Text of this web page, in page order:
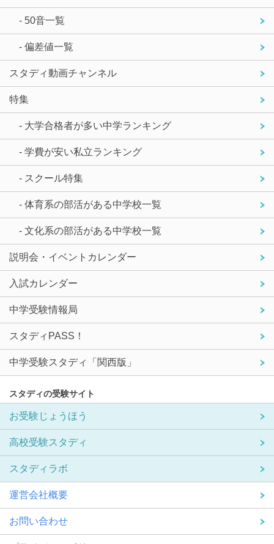
- 50音一覧
- 偏差値一覧
スタディ動画チャンネル
特集
- 大学合格者が多い中学ランキング
- 学費が安い私立ランキング
- スクール特集
- 体育系の部活がある中学校一覧
- 文化系の部活がある中学校一覧
説明会・イベントカレンダー
入試カレンダー
中学受験情報局
スタディPASS！
中学受験スタディ「関西版」
スタディの受験サイト
お受験じょうほう
高校受験スタディ
スタディラボ
運営会社概要
お問い合わせ